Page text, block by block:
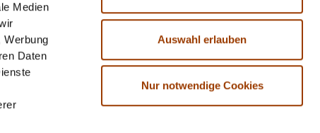
Medien
Werbung
Daten
Auswahl erlauben
Nur notwendige Cookies